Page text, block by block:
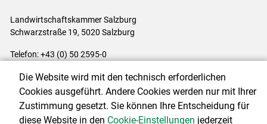
Landwirtschaftskammer Salzburg
Schwarzstraße 19, 5020 Salzburg
Telefon: +43 (0) 50 2595-0
Impressum|Kontakt|Datenschutzerklärung|Barrierefreiheit|
Cookie-Einstellungen
Die Website wird mit den technisch erforderlichen
Cookies ausgeführt. Andere Cookies werden nur mit Ihrer
Zustimmung gesetzt. Sie können Ihre Entscheidung für
diese Website in den Cookie-Einstellungen jederzeit